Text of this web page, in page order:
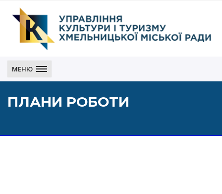
культури
і
Хмельницької
МЕНЮ
ПЛАНИ РОБОТИ